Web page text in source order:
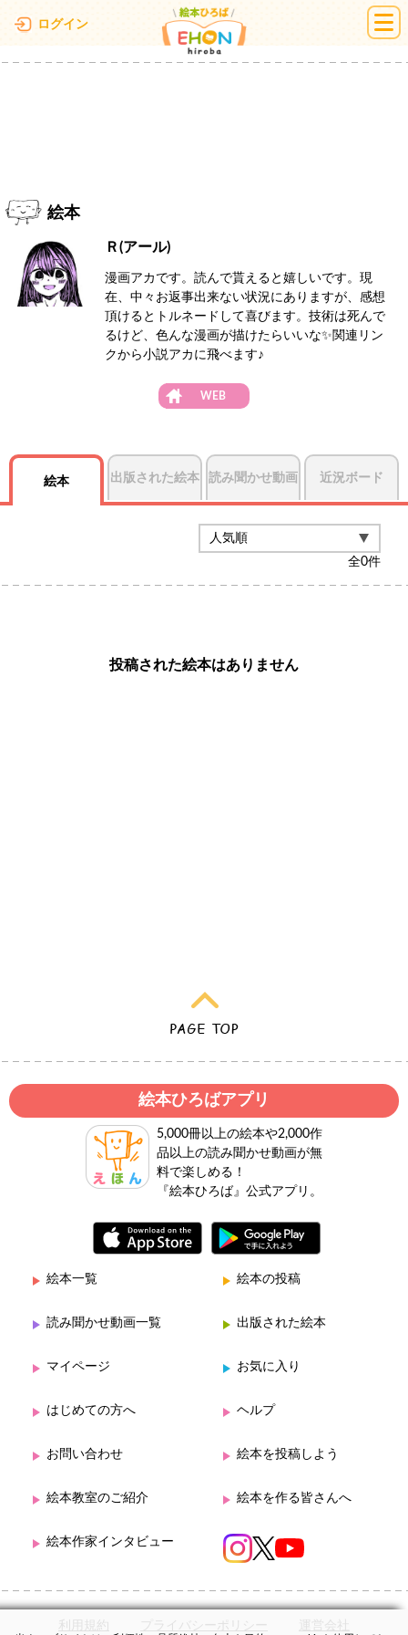
ログイン 絵本ひろば
絵本
Ｒ(アール)
漫画アカです。読んで貰えると嬉しいです。現
在、中々お返事出来ない状況にありますが、感想
頂けるとトルネードして喜びます。技術は死んで
るけど、色んな漫画が描けたらいいな✨関連リン
クから小説アカに飛べます♪
WEB
絵本 出版された絵本 読み聞かせ動画 近況ボード
全0件
投稿された絵本はありません
絵本ひろばアプリ
5,000冊以上の絵本や2,000作
品以上の読み聞かせ動画が無
料で楽しめる！
『絵本ひろば』公式アプリ。
絵本一覧 絵本の投稿
読み聞かせ動画一覧 出版された絵本
マイページ お気に入り
はじめての方へ ヘルプ
お問い合わせ 絵本を投稿しよう
絵本教室のご紹介 絵本を作る皆さんへ
絵本作家インタビュー
利用規約 プライバシーポリシー 運営会社